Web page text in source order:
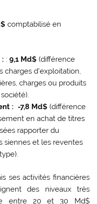
comptabilisé en
: 9,1 Md$ (différence
charges d’exploitation,
charges ou produits
: -7,8 Md$ (différence
en achat de titres
rapporter du
siennes et les reventes
ses activités financières
des niveaux très
entre 20 et 30 Md$